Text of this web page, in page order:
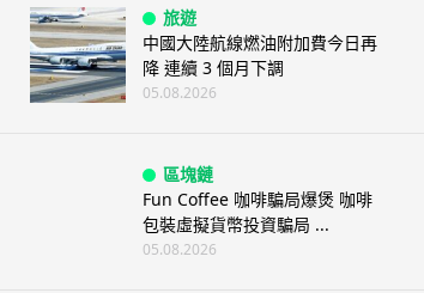
旅遊
中國大陸航線燃油附加費今日再
降 連續 3 個月下調
05.08.2026
區塊鏈
Fun Coffee 咖啡騙局爆煲 咖啡
包裝虛擬貨幣投資騙局 ...
05.08.2026